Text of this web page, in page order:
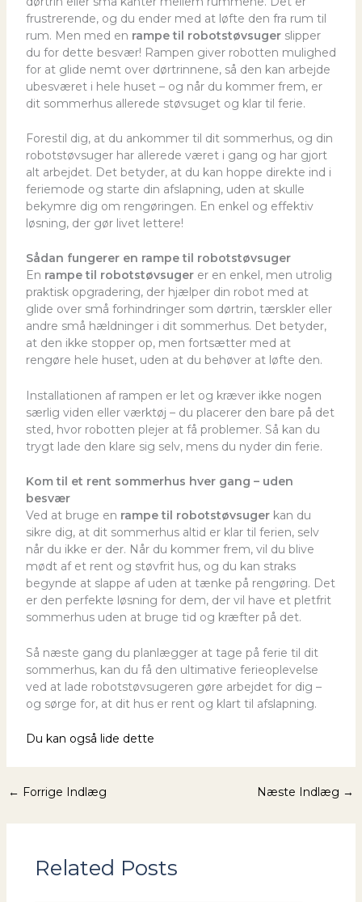
frustrerende, og du ender med at løfte den fra rum til
rum. Men med en rampe til robotstøvsugerslipper
du for dette besvær! Rampen giver robotten mulighed
for at glide nemt over dørtrinnene, så den kan arbejde
ubesværet i hele huset – og når du kommer frem, er
dit sommerhus allerede støvsuget og klar til ferie.
Forestil dig, at du ankommer til dit sommerhus, og din
robotstøvsuger har allerede været i gang og har gjort
alt arbejdet. Det betyder, at du kan hoppe direkte ind i
feriemode og starte din afslapning, uden at skulle
bekymre dig om rengøringen. En enkel og effektiv
løsning, der gør livet lettere!
Sådan fungerer en rampe til robotstøvsuger
En rampe til robotstøvsugerer en enkel, men utrolig
praktisk opgradering, der hjælper din robot med at
glide over små forhindringer som dørtrin, tærskler eller
andre små hældninger i dit sommerhus. Det betyder,
at den ikke stopper op, men fortsætter med at
rengøre hele huset, uden at du behøver at løfte den.
Installationen af rampen er let og kræver ikke nogen
særlig viden eller værktøj – du placerer den bare på det
sted, hvor robotten plejer at få problemer. Så kan du
trygt lade den klare sig selv, mens du nyder din ferie.
Kom til et rent sommerhus hver gang – uden
besvær
Ved at bruge en rampe til robotstøvsugerkan du
sikre dig, at dit sommerhus altid er klar til ferien, selv
når du ikke er der. Når du kommer frem, vil du blive
mødt af et rent og støvfrit hus, og du kan straks
begynde at slappe af uden at tænke på rengøring. Det
er den perfekte løsning for dem, der vil have et pletfrit
sommerhus uden at bruge tid og kræfter på det.
Så næste gang du planlægger at tage på ferie til dit
sommerhus, kan du få den ultimative ferieoplevelse
ved at lade robotstøvsugeren gøre arbejdet for dig –
og sørge for, at dit hus er rent og klart til afslapning.
Du kan også lide dette
← Forrige Indlæg Næste Indlæg →
Related Posts